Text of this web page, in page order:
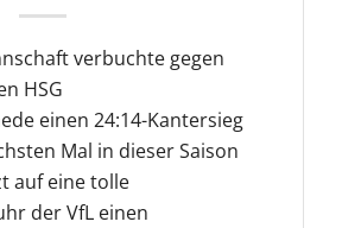
verbuchte gegen
HSG
einen 24:14-Kantersieg
Mal in dieser Saison
auf eine tolle
der VfL einen